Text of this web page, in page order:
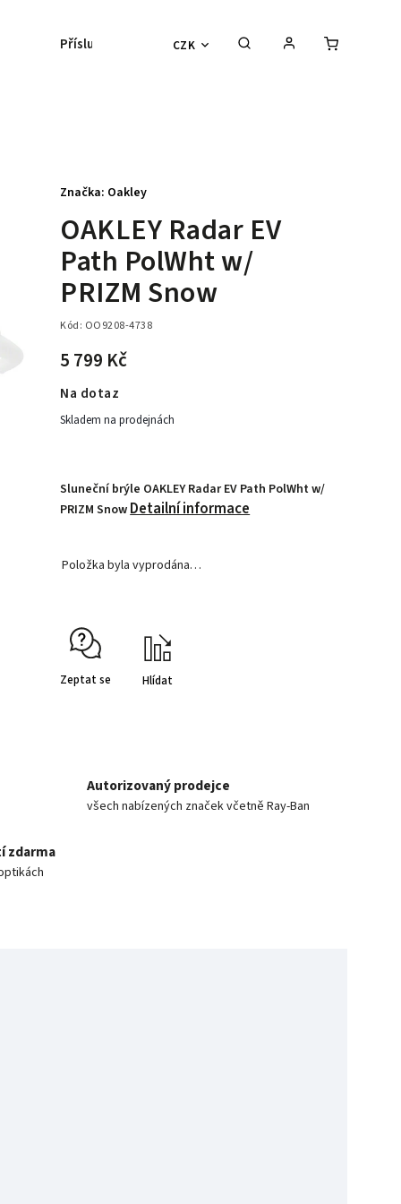
CZK
Příslušenství Kontaktní čočky
OAKLEY Radar EV
Path PolWht w/
PRIZM Snow
Kód: OO9208-4738
5 799 Kč
Na dotaz
Skladem na prodejnách
Sluneční brýle OAKLEY Radar EV Path PolWht w/
PRIZM SnowDetailní informace
Značka: Oakley
Položka byla vyprodána…
Zeptat se Hlídat
Autorizovaný prodejce
všech nabízených značek včetně Ray-Ban
zdarma